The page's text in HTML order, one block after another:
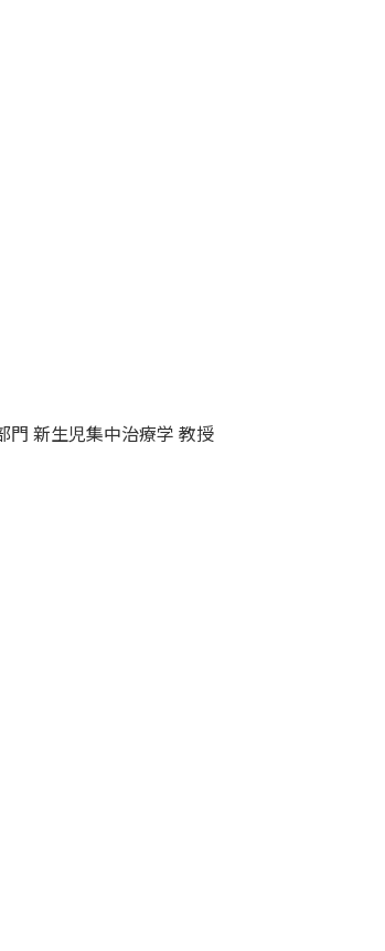
門 新生児集中治療学 教授